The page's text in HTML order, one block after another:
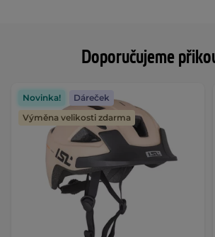
Doporučujeme
Novinka!
Dáreček
Výměna velikosti zdarma